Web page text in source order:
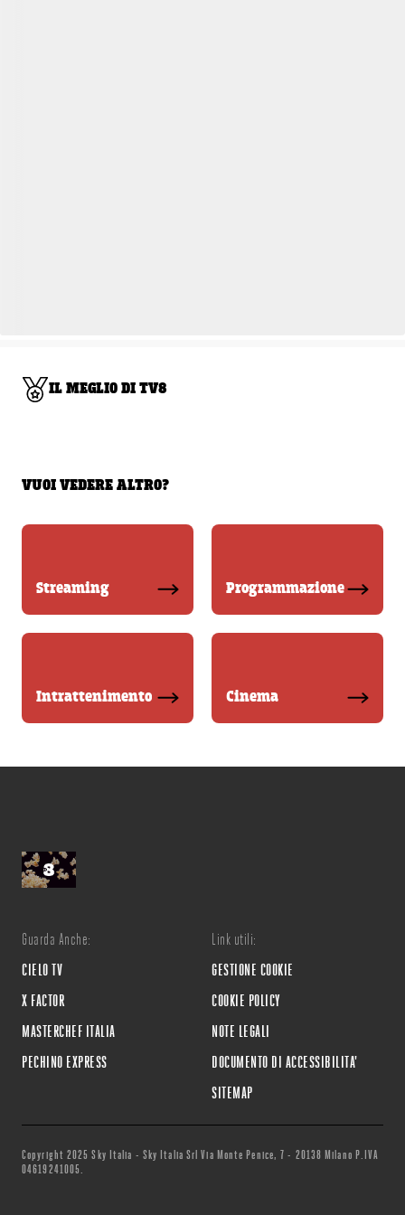
IL MEGLIO DI TV8
VUOI VEDERE ALTRO?
Streaming Programmazione
Intrattenimento Cinema
Guarda Anche:
CIELO TV
X FACTOR
MASTERCHEF ITALIA
PECHINO EXPRESS
Link utili:
GESTIONE COOKIE
COOKIE POLICY
NOTE LEGALI
DOCUMENTO DI ACCESSIBILITA'
SITEMAP
Copyright 2025 Sky Italia - Sky Italia Srl Via Monte Penice, 7 - 20138 Milano P.IVA
04619241005.